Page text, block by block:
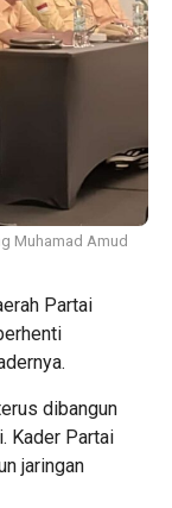
Muhamad Amud
Partai
dibangun
Kader Partai
jaringan